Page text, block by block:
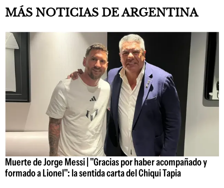
MÁS NOTICIAS DE ARGENTINA
Muerte de Jorge Messi | "Gracias por haber acompañado y
formado a Lionel": la sentida carta del Chiqui Tapia